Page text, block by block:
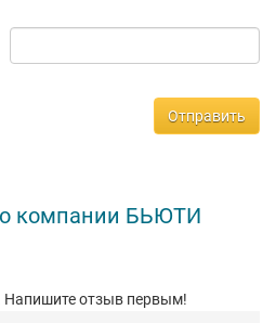
Отправить
компании БЬЮТИ
Напишите отзыв первым!